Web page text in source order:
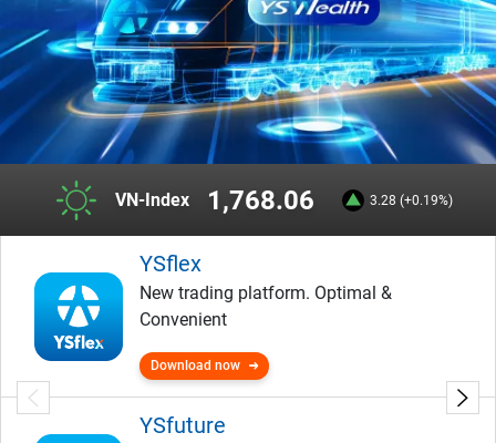
VN-Index 1,768.06 3.28 (+0.19%)
YSflex
New trading platform. Optimal &
Convenient
Download now
YSfuture